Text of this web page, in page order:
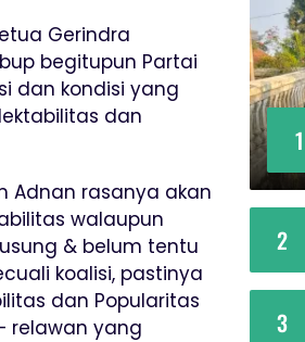
Gerindra
begitupun Partai
dan kondisi yang
dan
Adnan rasanya akan
walaupun
& belum tentu
koalisi, pastinya
dan Popularitas
relawan yang
1
2
3